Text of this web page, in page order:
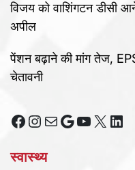
विजय को वाशिंगटन डीसी
अपील
पेंशन बढ़ाने की मांग तेज,
चेतावनी
Facebook
Instagram
MailGoogle
YouTube
X
स्वास्थ्य